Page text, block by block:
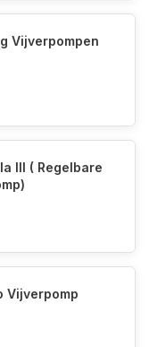
Vijverpompen
III ( Regelbare
Vijverpomp